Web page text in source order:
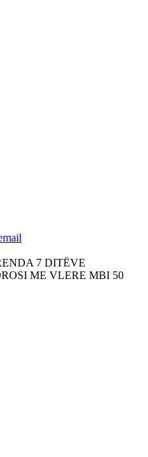
7 DITËVE
ME VLERE MBI 50